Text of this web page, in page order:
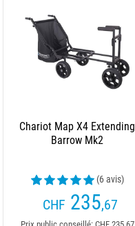
Chariot Map X4 Extending
Barrow Mk2
(6 avis)
CHF 235,67